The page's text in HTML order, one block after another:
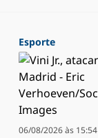
Esporte
06/08/2026 às 15:54